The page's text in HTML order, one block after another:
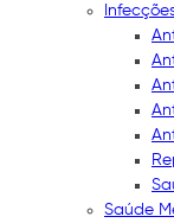
Saúde